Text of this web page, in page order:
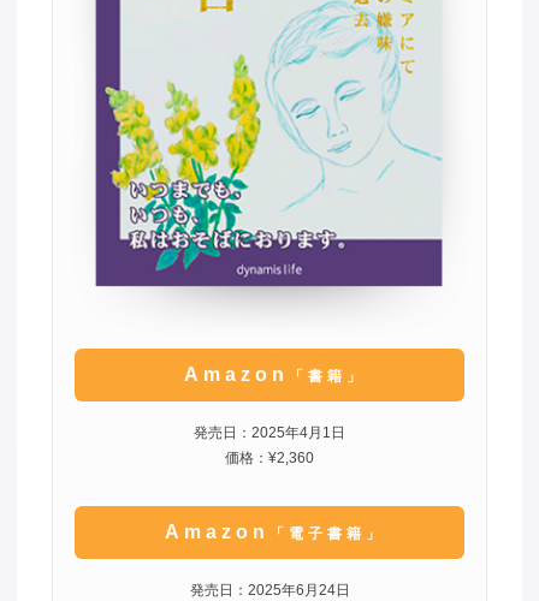
Amazon 「書籍」
発売日：2025年4月1日
価格：¥2,360
Amazon 「電子書籍」
発売日：2025年6月24日